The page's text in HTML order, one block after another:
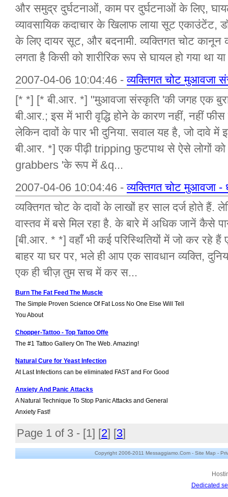
और समुद्र दुर्घटनाओं, काम पर दुर्घटनाओं के लिए,
व्यावसायिक कदाचार के खिलाफ लाया सूट एकाउंटेंट,
के लिए दायर सूट, और बदनामी. व्यक्तिगत चोट कानून
लगता है किसी को शारीरिक रूप से घायल हो गया था
2007-04-06 10:04:46 -व्यक्तिगत चोट मुआवजा
[* *] [* बी.आर. *] "मुआवजा संस्कृति 'की जगह एक बुरा
बी.आर.; इस में भारी वृद्धि होने के कारण नहीं, नहीं
लेकिन दावों के पार भी दुनिया. सवाल यह है, जो दावे में
बी.आर. *] एक पीढ़ी tripping फुटपाथ से ऐसे लोगों
grabbers 'के रूप में &q...
2007-04-06 10:04:46 -व्यक्तिगत चोट मुआवजा -
व्यक्तिगत चोट के दावों के लाखों हर साल दर्ज होते हैं.
वास्तव में बसे मिल रहा है. के बारे में अधिक जानें कैसे
[बी.आर. * *] वहाँ भी कई परिस्थितियों में जो कर रहे हैं
बाहर या घर पर, भले ही आप एक सावधान व्यक्ति,
एक ही चीज़ तुम सच में कर स...
Burn The Fat Feed The Muscle
The Simple Proven Science Of Fat Loss No One Else Will Tell
You About
Chopper-Tattoo - Top Tattoo Offe
The #1 Tattoo Gallery On The Web. Amazing!
Natural Cure for Yeast Infection
At Last Infections can be eliminated FAST and For Good
Anxiety And Panic Attacks
A Natural Technique To Stop Panic Attacks and General
Anxiety Fast!
Page 1 of 3 - [1] [2] [3]
Copyright 2006-2011 Messaggiamo.Com - Site Map -
Dedicated